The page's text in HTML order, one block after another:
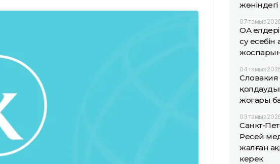
07 тамыз
ОА
су
04 тамыз
Словакия
жоғары
03 тамыз
Санкт-
Ресей
жалған
керек